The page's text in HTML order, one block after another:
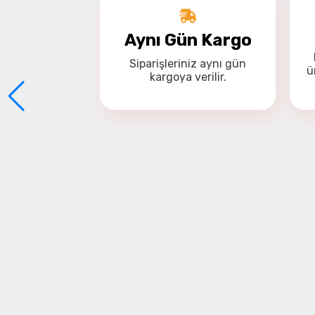
Aynı Gün Kargo
Siparişleriniz aynı gün
kargoya verilir.